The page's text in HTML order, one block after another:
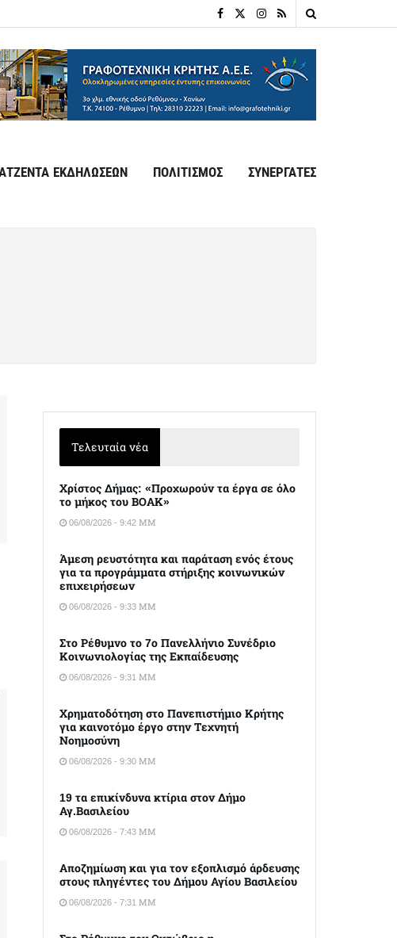
ΕΚΔΗΛΩΣΕΩΝ ΠΟΛΙΤΙΣΜΟΣ ΣΥΝΕΡΓΑΤΕΣ
Τελευταία νέα
Χρίστος Δήμας: «Προχωρούν τα έργα σε όλο
το μήκος του ΒΟΑΚ»
06/08/2026 - 9:42 ΜΜ
Άμεση ρευστότητα και παράταση ενός έτους
για τα προγράμματα στήριξης κοινωνικών
επιχειρήσεων
06/08/2026 - 9:33 ΜΜ
Στο Ρέθυμνο το 7ο Πανελλήνιο Συνέδριο
Κοινωνιολογίας της Εκπαίδευσης
06/08/2026 - 9:31 ΜΜ
Χρηματοδότηση στο Πανεπιστήμιο Κρήτης
για καινοτόμο έργο στην Τεχνητή
Νοημοσύνη
06/08/2026 - 9:30 ΜΜ
19 τα επικίνδυνα κτίρια στον Δήμο
Αγ.Βασιλείου
06/08/2026 - 7:43 ΜΜ
Αποζημίωση και για τον εξοπλισμό άρδευσης
στους πληγέντες του Δήμου Αγίου Βασιλείου
06/08/2026 - 7:31 ΜΜ